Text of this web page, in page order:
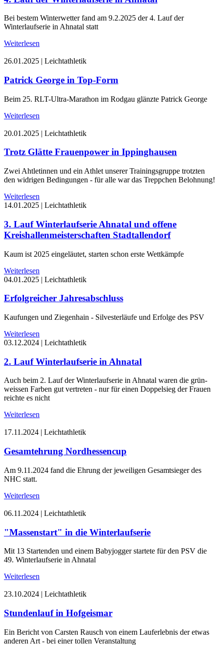
Bei bestem Winterwetter fand am 9.2.2025 der 4. Lauf der
Winterlaufserie in Ahnatal statt
Weiterlesen
26.01.2025 | Leichtathletik
Patrick George in Top-Form
Beim 25. RLT-Ultra-Marathon im Rodgau glänzte Patrick George
Weiterlesen
20.01.2025 | Leichtathletik
Trotz Glätte Frauenpower in Ippinghausen
Zwei Ahtletinnen und ein Athlet unserer Trainingsgruppe trotzten
den widrigen Bedingungen - für alle war das Treppchen Belohnung!
Weiterlesen
14.01.2025 | Leichtathletik
3. Lauf Winterlaufserie Ahnatal und offene
Kreishallenmeisterschaften Stadtallendorf
Kaum ist 2025 eingeläutet, starten schon erste Wettkämpfe
Weiterlesen
04.01.2025 | Leichtathletik
Erfolgreicher Jahresabschluss
Kaufungen und Ziegenhain - Silvesterläufe und Erfolge des PSV
Weiterlesen
03.12.2024 | Leichtathletik
2. Lauf Winterlaufserie in Ahnatal
Auch beim 2. Lauf der Winterlaufserie in Ahnatal waren die grün-
weissen Farben gut vertreten - nur für einen Doppelsieg der Frauen
reichte es nicht
Weiterlesen
17.11.2024 | Leichtathletik
Gesamtehrung Nordhessencup
Am 9.11.2024 fand die Ehrung der jeweiligen Gesamtsieger des
NHC statt.
Weiterlesen
06.11.2024 | Leichtathletik
"Massenstart" in die Winterlaufserie
Mit 13 Startenden und einem Babyjogger startete für den PSV die
49. Winterlaufserie in Ahnatal
Weiterlesen
23.10.2024 | Leichtathletik
Stundenlauf in Hofgeismar
Ein Bericht von Carsten Rausch von einem Lauferlebnis der etwas
anderen Art - bei einer tollen Veranstaltung